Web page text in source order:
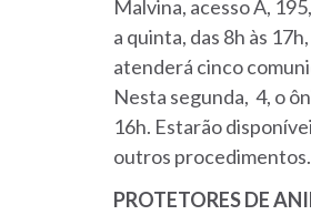
Malvina, acesso A,
a quinta, das 8h às
atenderá cinco
Nesta segunda, 4, o
16h. Estarão
outros procedimentos.
PROTETORESDE